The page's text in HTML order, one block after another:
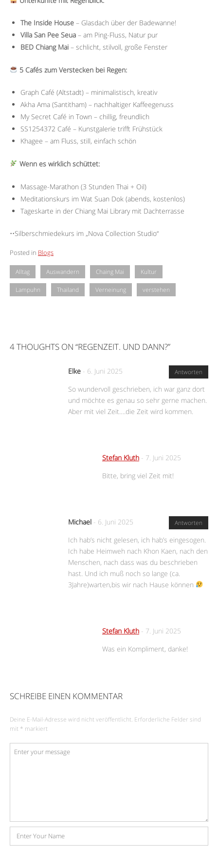
The Inside House– Glasdach über der Badewanne!
Villa San Pee Seua– am Ping-Fluss, Natur pur
BED Chiang Mai– schlicht, stilvoll, große Fenster
5 Cafés zum Verstecken bei Regen:
Graph Café (Altstadt) – minimalistisch, kreativ
Akha Ama (Santitham) – nachhaltiger Kaffeegenuss
My Secret Café in Town – chillig, freundlich
SS1254372 Café – Kunstgalerie trifft Frühstück
Khagee – am Fluss, still, einfach schön
Wenn es wirklich schüttet:
Massage-Marathon (3 Stunden Thai + Oil)
Meditationskurs im Wat Suan Dok (abends, kostenlos)
Tageskarte in der Chiang Mai Library mit Dachterrasse
••Silberschmiedekurs im „Nova Collection Studio“
Posted in Blogs
Alltag Auswandern Chaing Mai Kultur
Lampuhn Thailand Verneinung verstehen
4 THOUGHTS ON “REGENZEIT. UND DANN?”
Antworten
Elke - 6. Juni 2025
So wundervoll geschrieben, ich war ganz dort
und möchte es genau so sehr gerne machen.
Aber mit viel Zeit….die Zeit wird kommen.
Stefan Kluth - 7. Juni 2025
Bitte, bring viel Zeit mit!
Antworten
Michael - 6. Juni 2025
Ich hab’s nicht gelesen, ich hab’s eingesogen.
Ich habe Heimweh nach Khon Kaen, nach den
Menschen, nach dass was du beschrieben
hast. Und ich muß noch so lange (ca.
3Jahre)warten,bis wir nach Hause können
Stefan Kluth - 7. Juni 2025
Was ein Kompliment, danke!
SCHREIBE EINEN KOMMENTAR
Deine E-Mail-Adresse wird nicht veröffentlicht. Erforderliche Felder sind
mit * markiert
Kommentar
Name